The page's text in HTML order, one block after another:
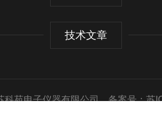
技术文章
科苑电子仪器有限公司 备案号：苏